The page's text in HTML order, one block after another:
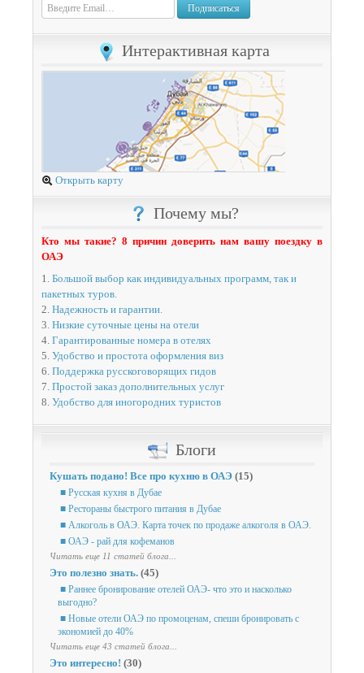
Подписаться
Интерактивная карта
Открыть карту
Почему мы?
Кто мы такие? 8 причин доверить нам вашу поездку в
ОАЭ
1. Большой выбор как индивидуальных программ, так и
пакетных туров.
2. Надежность и гарантии.
3. Низкие суточные цены на отели
4. Гарантированные номера в отелях
5. Удобство и простота оформления виз
6. Поддержка русскоговорящих гидов
7. Простой заказ дополнительных услуг
8. Удобство для иногородних туристов
Блоги
Кушать подано! Все про кухню в ОАЭ (15)
■ Русская кухня в Дубае
■ Рестораны быстрого питания в Дубае
■ Алкоголь в ОАЭ. Карта точек по продаже алкоголя в ОАЭ.
■ ОАЭ - рай для кофеманов
Читать еще 11 статей блога...
Это полезно знать. (45)
■ Раннее бронирование отелей ОАЭ- что это и насколько
выгодно?
■ Новые отели ОАЭ по промоценам, спеши бронировать с
экономией до 40%
Читать еще 43 статей блога...
Это интересно! (30)